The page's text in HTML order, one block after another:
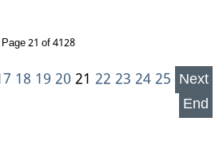
Page 21 of 4128
18 19 20 21 22 23 24 25 Next
End